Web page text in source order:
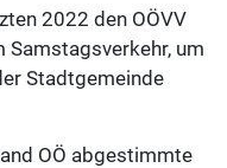
2022 den OÖVV
Samstagsverkehr, um
Stadtgemeinde
OÖ abgestimmte